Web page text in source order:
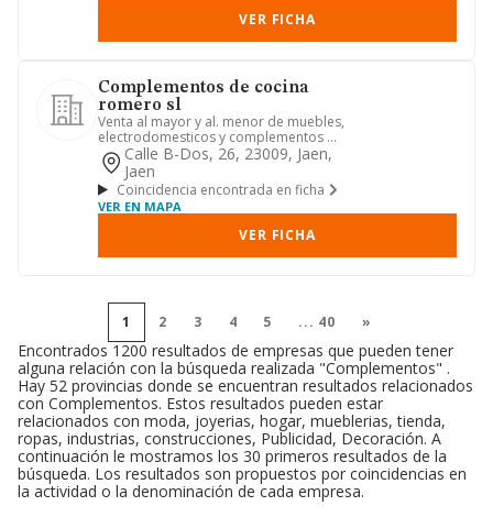
VER FICHA
Complementos de cocina
romero sl
Venta al mayor y al. menor de muebles,
electrodomesticos y complementos de
cocina, mobiliario y acc...
Calle B-Dos, 26, 23009, Jaen,
Jaen
Coincidencia encontrada en ficha
VER EN MAPA
VER FICHA
1 2 3 4 5 ... 40 »
Encontrados 1200 resultados de empresas que pueden tener
alguna relación con la búsqueda realizada "Complementos" .
Hay 52 provincias donde se encuentran resultados relacionados
con Complementos. Estos resultados pueden estar
relacionados con moda, joyerias, hogar, mueblerias, tienda,
ropas, industrias, construcciones, Publicidad, Decoración. A
continuación le mostramos los 30 primeros resultados de la
búsqueda. Los resultados son propuestos por coincidencias en
la actividad o la denominación de cada empresa.